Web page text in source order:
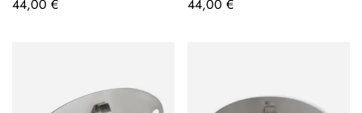
44,00 € 44,00 €